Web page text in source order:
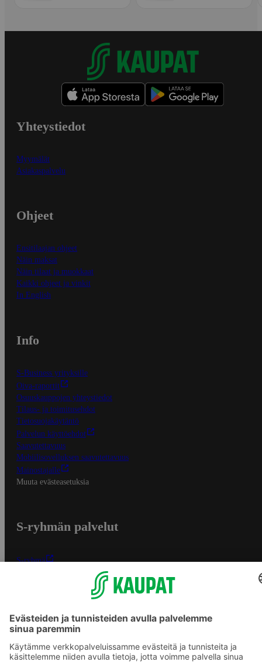
Yhteystiedot
Myymälät
Asiakaspalvelu
Ohjeet
Ensitilaajan ohjeet
Näin maksat
Näin tilaat ja muokkaat
Kaikki ohjeet ja vinkit
In English
Info
S-Business yrityksille
Oiva-raportit
Osuuskauppojen yhteystiedot
Tilaus- ja toimitusehdot
Tietosuojakäytäntö
Palvelun käyttöehdot
Saavutettavuus
Mobiilisovelluksen saavutettavuus
Mainostajalle
Muuta evästeasetuksia
S-ryhmän palvelut
S-ryhmä
Yhteishyvä Ruoka -sovellus
Sokos.fi
Yhteishyvä